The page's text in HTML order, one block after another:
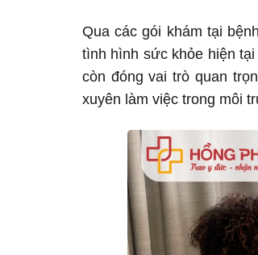
Qua các gói khám tại
tình hình sức khỏe hiện
còn đóng vai trò quan
xuyên làm việc trong môi